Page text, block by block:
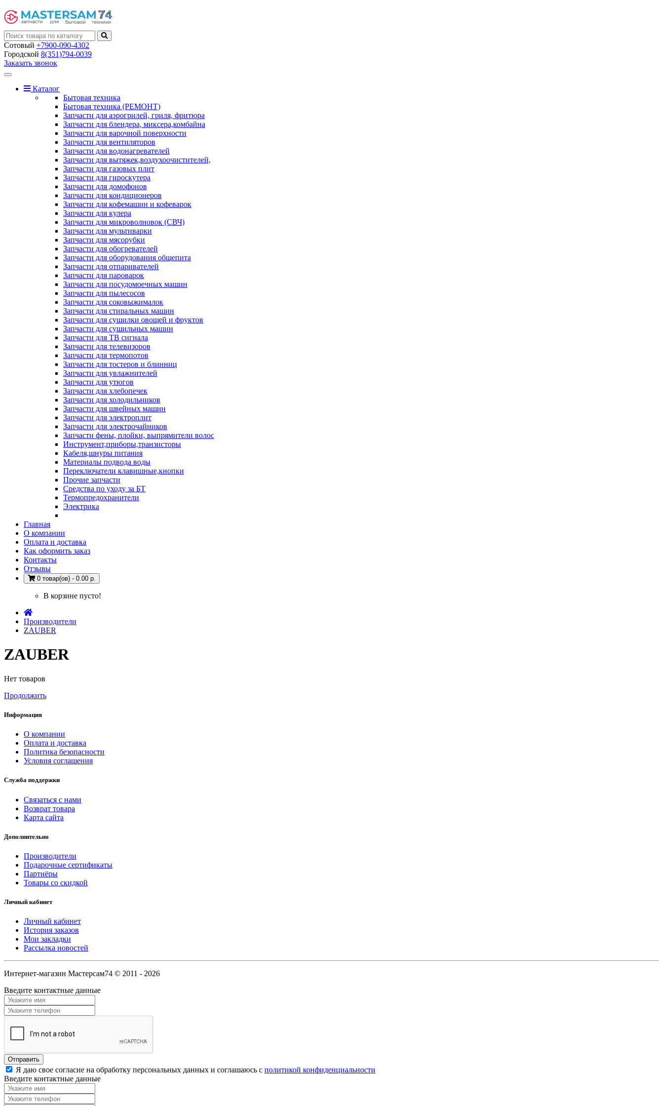
Сотовый +7900-090-4302
Городской 8(351)794-0039
Заказать звонок
Toggle
navigationКаталог
Бытовая техника
Бытовая техника (РЕМОНТ)
Запчасти для аэрогрилей, гриля, фритюра
Запчасти для блендера, миксера,комбайна
Запчасти для варочной поверхности
Запчасти для вентиляторов
Запчасти для водонагревателей
Запчасти для вытяжек,воздухоочистителей,
Запчасти для газовых плит
Запчасти для гироскутера
Запчасти для домофонов
Запчасти для кондиционеров
Запчасти для кофемашин и кофеварок
Запчасти для кулера
Запчасти для микроволновок (СВЧ)
Запчасти для мультиварки
Запчасти для мясорубки
Запчасти для обогревателей
Запчасти для оборудования общепита
Запчасти для отпаривателей
Запчасти для пароварок
Запчасти для посудомоечных машин
Запчасти для пылесосов
Запчасти для соковыжималок
Запчасти для стиральных машин
Запчасти для сушилки овощей и фруктов
Запчасти для сушильных машин
Запчасти для ТВ сигнала
Запчасти для телевизоров
Запчасти для термопотов
Запчасти для тостеров и блинниц
Запчасти для увлажнителей
Запчасти для утюгов
Запчасти для хлебопечек
Запчасти для холодильников
Запчасти для швейных машин
Запчасти для электроплит
Запчасти для электрочайников
Запчасти фены, плойки, выпрямители волос
Инструмент,приборы,транзисторы
Кабеля,шнуры питания
Материалы подвода воды
Переключатели клавишные,кнопки
Прочие запчасти
Средства по уходу за БТ
Термопредохранители
Электрика
Главная
О компании
Оплата и доставка
Как оформить заказ
Контакты
Отзывы
0 товар(ов) - 0.00 р.
В корзине пусто!
Производители
ZAUBER
ZAUBER
Нет товаров
Продолжить
Информация
О компании
Оплата и доставка
Политика безопасности
Условия соглашения
Служба поддержки
Связаться с нами
Возврат товара
Карта сайта
Дополнительно
Производители
Подарочные сертификаты
Партнёры
Товары со скидкой
Личный кабинет
Личный кабинет
История заказов
Мои закладки
Рассылка новостей
Интернет-магазин Мастерсам74 © 2011 - 2026
Введите контактные данные
Я даю свое согласие на обработку персональных данных и соглашаюсь с политикой конфиденциальности
Введите контактные данные